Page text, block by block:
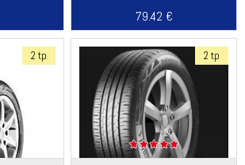
79.42 €
2 tp 2 tp